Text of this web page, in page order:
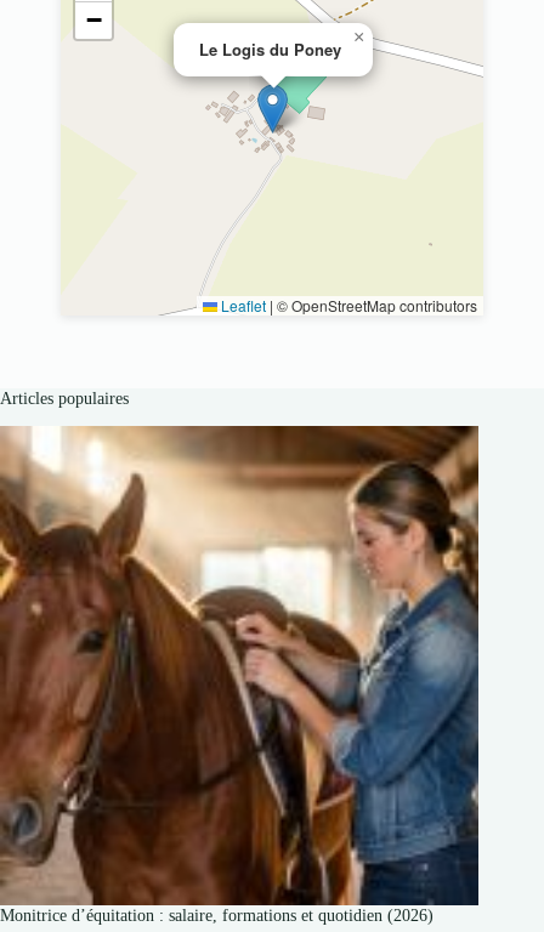
Le Logis du Poney
×
−
Leaflet | © OpenStreetMap contributors
Articles populaires
Monitrice d’équitation : salaire, formations et quotidien (2026)